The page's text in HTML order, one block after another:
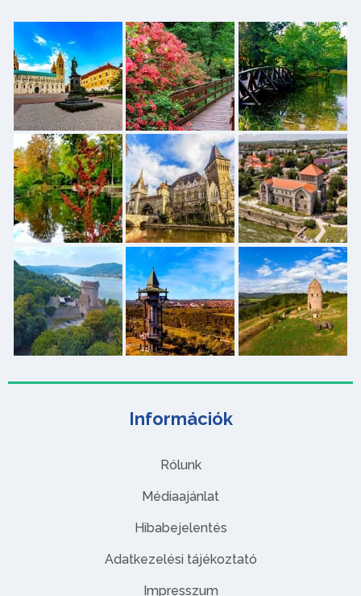
Információk
Rólunk
Médiaajánlat
Hibabejelentés
Adatkezelési tájékoztató
Impresszum